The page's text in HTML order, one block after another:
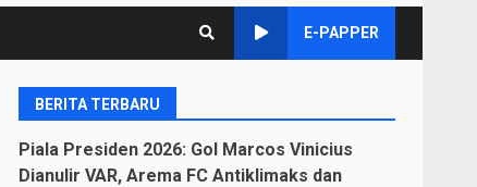
E-PAPPER
BERITA TERBARU
Piala Presiden 2026: Gol Marcos Vinicius
Dianulir VAR, Arema FC Antiklimaks dan